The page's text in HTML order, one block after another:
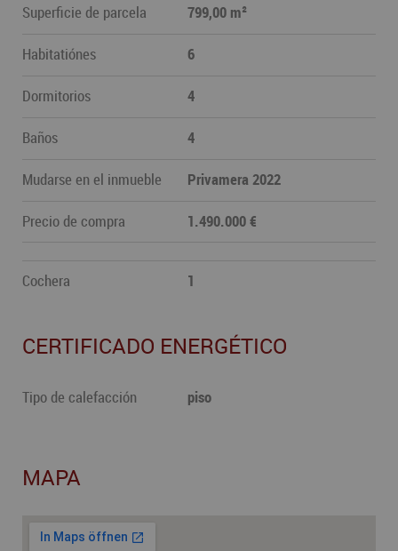
Superficie de parcela 799,00 m²
Habitatiónes 6
Dormitorios 4
Baños 4
Mudarse en el inmueble Privamera 2022
Precio de compra 1.490.000 €
Cochera 1
CERTIFICADO ENERGÉTICO
Tipo de calefacción piso
MAPA